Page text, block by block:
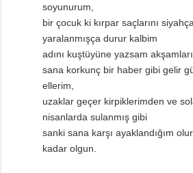
soyunurum,
bir çocuk ki kırpar saçlarını
yaralanmışça durur kalbim
adını kuştüyüne yazsam akşamları,
sana korkunç bir haber gibi gelir
ellerim,
uzaklar geçer kirpiklerimden ve
nisanlarda sulanmış gibi
sanki sana karşı ayaklandığım
kadar olgun.